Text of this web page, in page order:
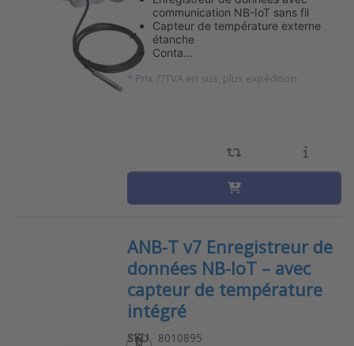
communication NB-IoT sans fil
Capteur de température externe
étanche
Conta…
* Prix ??TVA en sus, plus expédition
ANB-T v7 Enregistreur de
données NB-IoT – avec
capteur de température
intégré
SKU 8010895